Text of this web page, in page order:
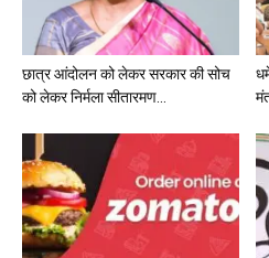
छात्र आंदोलन को लेकर सरकार की सोच
को लेकर निर्मला सीतारमण...